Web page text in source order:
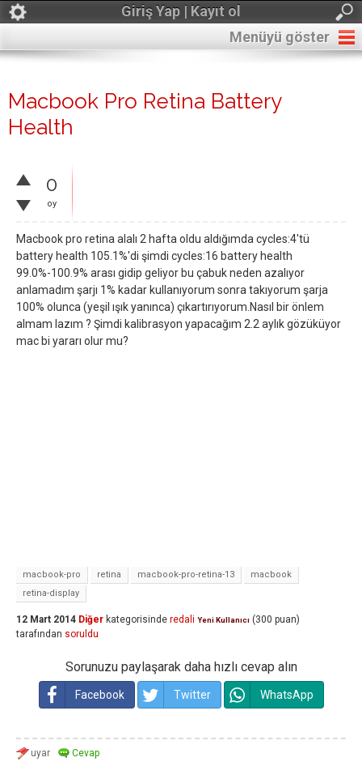
Giriş Yap | Kayıt ol
Menüyü göster
Macbook Pro Retina Battery
Health
0
oy
Macbook pro retina alalı 2 hafta oldu aldığımda cycles:4'tü
battery health 105.1%'di şimdi cycles:16 battery health
99.0%-100.9% arası gidip geliyor bu çabuk neden azalıyor
anlamadım şarjı 1% kadar kullanıyorum sonra takıyorum şarja
100% olunca (yeşil ışık yanınca) çıkartırıyorum.Nasıl bir önlem
almam lazım ? Şimdi kalibrasyon yapacağım 2.2 aylık gözüküyor
mac bi yararı olur mu?
macbook-pro retina macbook-pro-retina-13
macbook
retina-display
12 Mart 2014 Diğer kategorisinde redali Yeni Kullanıcı (300 puan)
tarafından soruldu
Sorunuzu paylaşarak daha hızlı cevap alın
Facebook Twitter WhatsApp